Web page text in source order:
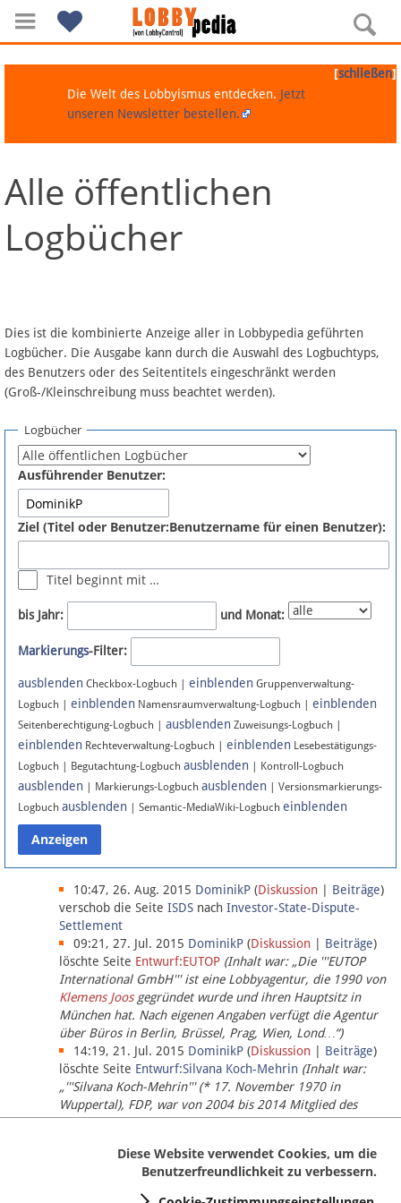
Navigation
Über Lobbypedia
Artikel nach Kategorien
FAQ
Fördermitglied werden
Fehler melden
Newsletter
Bluesky
Facebook
Instagram
Anmelden
Datenschutz
Über Lobbypedia
Impressum
[schließen]
Die Welt des Lobbyismus entdecken. Jetzt
unseren Newsletter bestellen.
Alle öffentlichen
Logbücher
Dies ist die kombinierte Anzeige aller in Lobbypedia geführten
Logbücher. Die Ausgabe kann durch die Auswahl des Logbuchtyps,
des Benutzers oder des Seitentitels eingeschränkt werden
(Groß-/Kleinschreibung muss beachtet werden).
Logbücher
Ausführender Benutzer:
Ziel (Titel oder Benutzer:Benutzername für einen Benutzer):
Titel beginnt mit …
bis Jahr: und Monat:
Markierungs-Filter:
ausblenden Checkbox-Logbuch | einblenden Gruppenverwaltung-
Logbuch | einblenden Namensraumverwaltung-Logbuch | einblenden
Seitenberechtigung-Logbuch | ausblenden Zuweisungs-Logbuch |
einblenden Rechteverwaltung-Logbuch | einblenden Lesebestätigungs-
Logbuch | Begutachtung-Logbuch ausblenden | Kontroll-Logbuch
ausblenden | Markierungs-Logbuch ausblenden | Versionsmarkierungs-
Logbuch ausblenden | Semantic-MediaWiki-Logbuch einblenden
10:47, 26. Aug. 2015 DominikP (Diskussion Beiträge)
verschob die Seite ISDS nach Investor-State-Dispute-
Settlement
09:21, 27. Jul. 2015 DominikP (Diskussion Beiträge)
löschte Seite Entwurf:EUTOP (Inhalt war: „Die '''EUTOP
International GmbH''' ist eine Lobbyagentur, die 1990 von
Klemens Joosgegründet wurde und ihren Hauptsitz in
München hat. Nach eigenen Angaben verfügt die Agentur
über Büros in Berlin, Brüssel, Prag, Wien, Lond…“)
14:19, 21. Jul. 2015 DominikP (Diskussion Beiträge)
löschte Seite Entwurf:Silvana Koch-Mehrin (Inhalt war:
„'''Silvana Koch-Mehrin''' (* 17. November 1970 in
Wuppertal), FDP, war von 2004 bis 2014 Mitglied des
Europäischen Parlaments, seit November 2014 ist sie für
Diese Website verwendet Cookies, um die
Benutzerfreundlichkeit zu verbessern.